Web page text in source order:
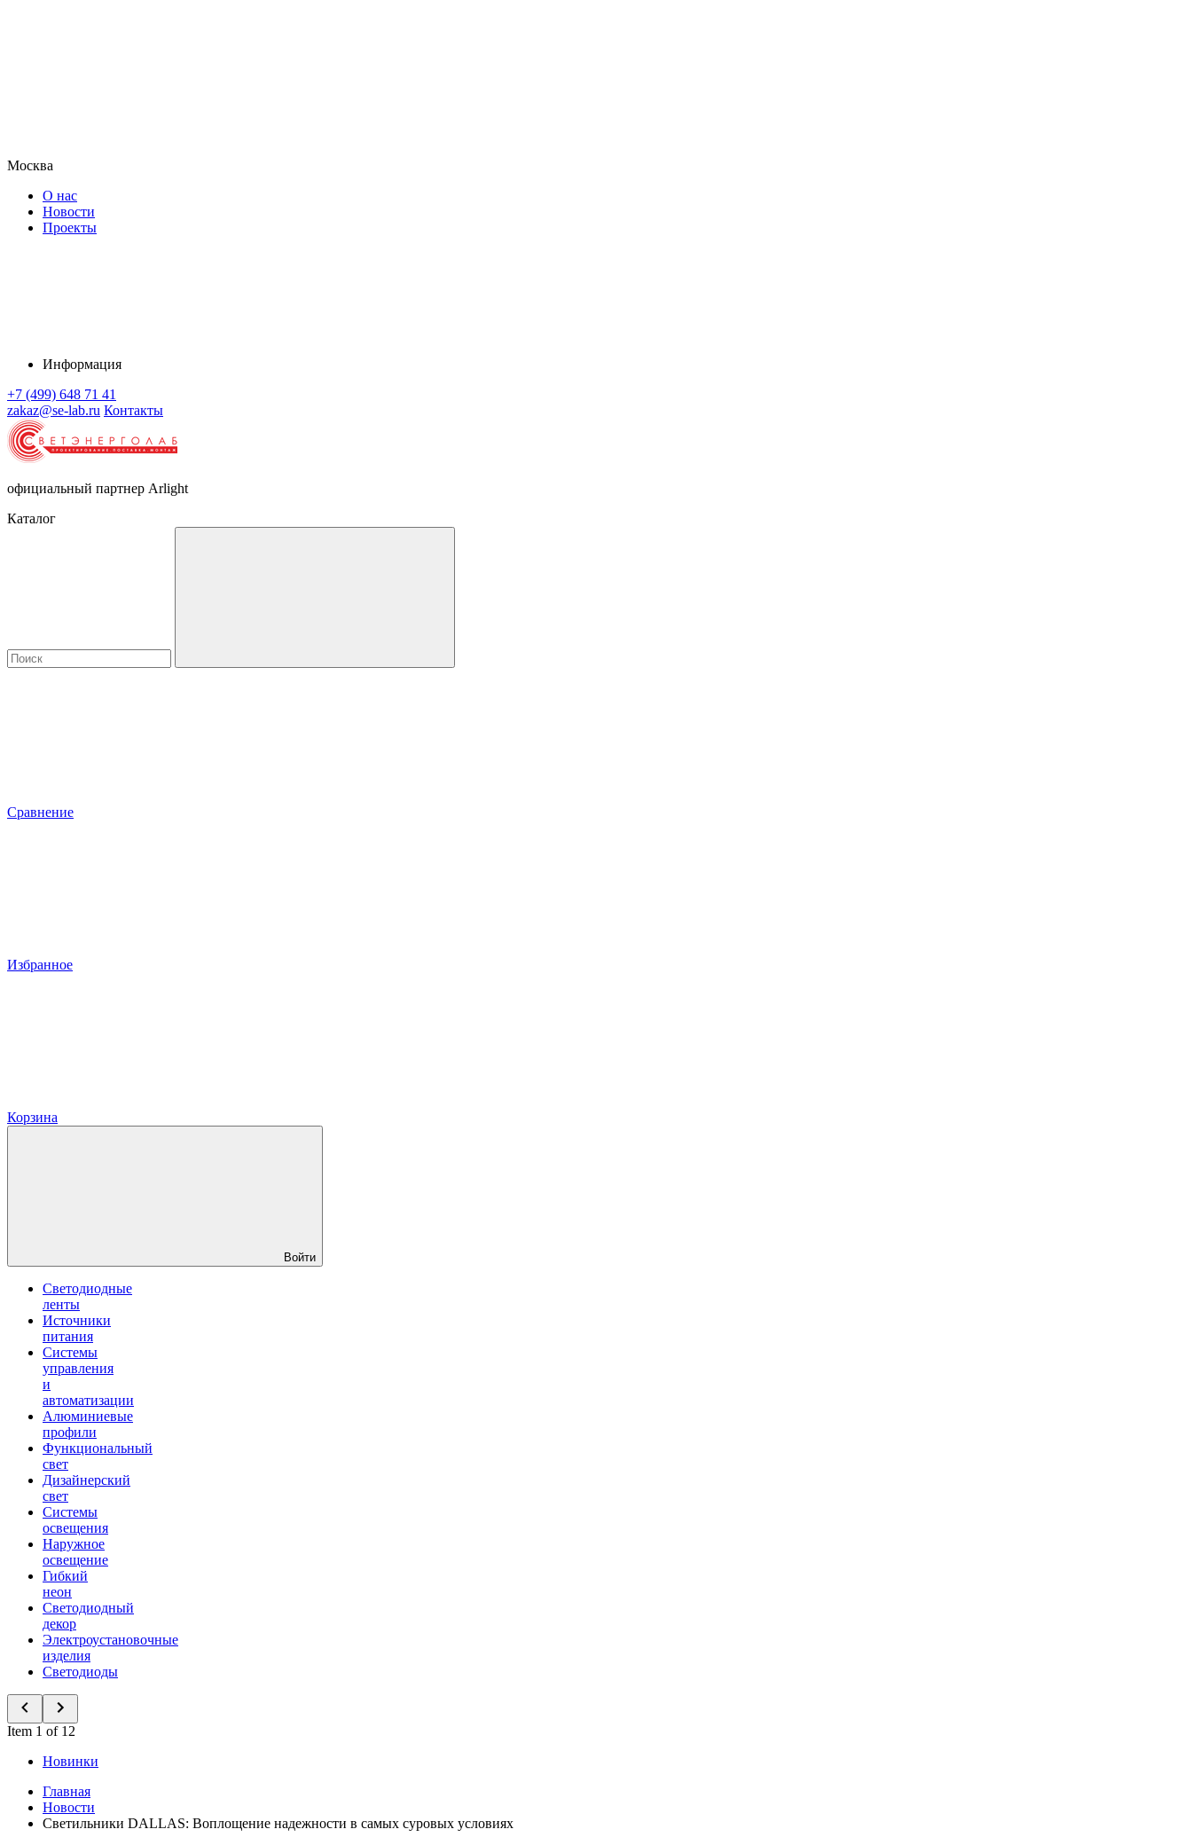
Москва
О нас
Новости
Проекты
Информация
+7 (499) 648 71 41
zakaz@se-lab.ru Контакты
официальный партнер Arlight
Каталог
Сравнение
Избранное
Корзина
Войти
Светодиодные
ленты
Источники
питания
Системы
управления
и
автоматизации
Алюминиевые
профили
Функциональный
свет
Дизайнерский
свет
Системы
освещения
Наружное
освещение
Гибкий
неон
Светодиодный
декор
Электроустановочные
изделия
Светодиоды
Item 1 of 12
Новинки
Главная
Новости
Светильники DALLAS: Воплощение надежности в самых суровых условиях